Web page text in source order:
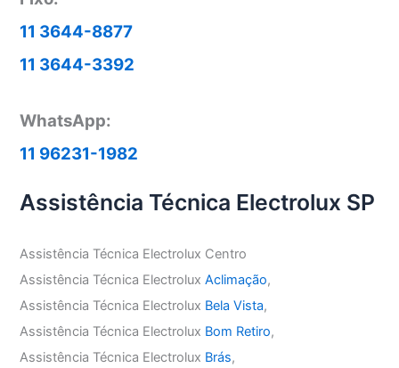
11 3644-8877
11 3644-3392
WhatsApp:
11 96231-1982
Assistência Técnica Electrolux SP
Assistência Técnica Electrolux Centro
Assistência Técnica ElectroluxAclimação,
Assistência Técnica Electrolux Bela Vista,
Assistência Técnica Electrolux Bom Retiro,
Assistência Técnica Electrolux Brás,